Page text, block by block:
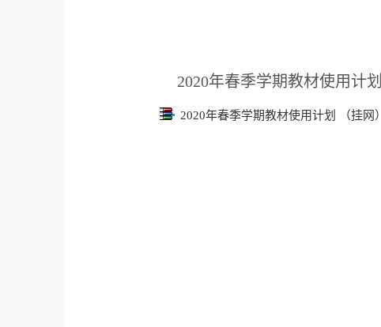
2020年春季学期教材使用计划
2020年春季学期教材使用计划 （挂网）